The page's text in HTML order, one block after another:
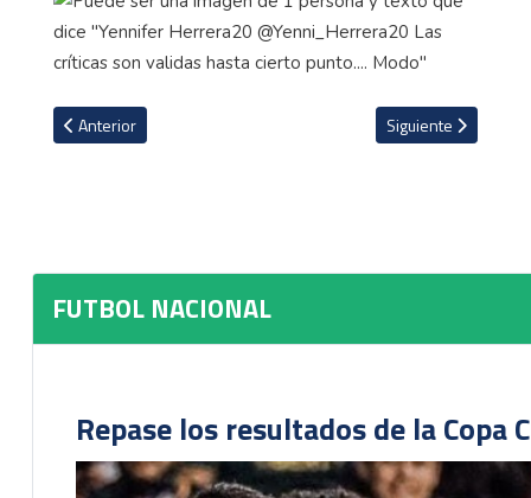
Artículo anterior: Saprissa ya entrena en su Centro Deportivo
Anterior Artículo siguiente:
Siguiente
FUTBOL NACIONAL
Repase los resultados de la Copa